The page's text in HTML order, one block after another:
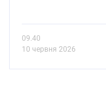
09.40
10 червня 2026